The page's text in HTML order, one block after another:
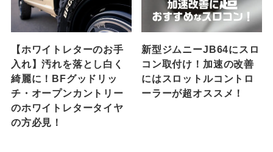
【ホワイトレターのお手
入れ】汚れを落とし白く
綺麗に！BFグッドリッ
チ・オープンカントリー
のホワイトレタータイヤ
の方必見！
新型ジムニーJB64にスロ
コン取付け！加速の改善
にはスロットルコントロ
ーラーが超オススメ！